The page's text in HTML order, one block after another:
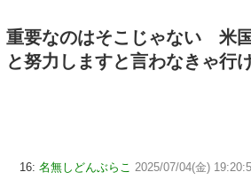
重要なのはそこじゃない 米
と努力しますと言わなきゃ行
16: 名無しどんぶらこ 2025/07/04(金)